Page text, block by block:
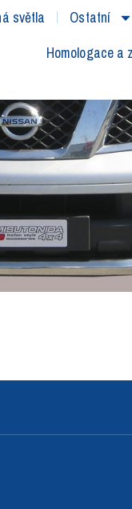
světla Ostatní
Homologace a